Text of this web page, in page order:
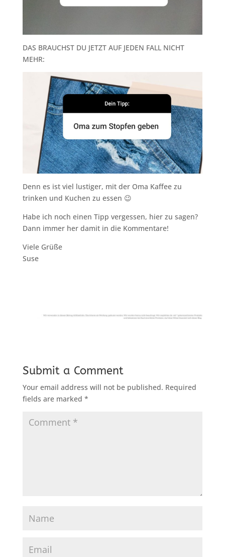
DAS BRAUCHST DU JETZT AUF JEDEN FALL NICHT
MEHR:
Denn es ist viel lustiger, mit der Oma Kaffee zu
trinken und Kuchen zu essen 😉
Habe ich noch einen Tipp vergessen, hier zu sagen?
Dann immer her damit in die Kommentare!
Viele Grüße
Suse
Submit a Comment
Your email address will not be published. Required
fields are marked *